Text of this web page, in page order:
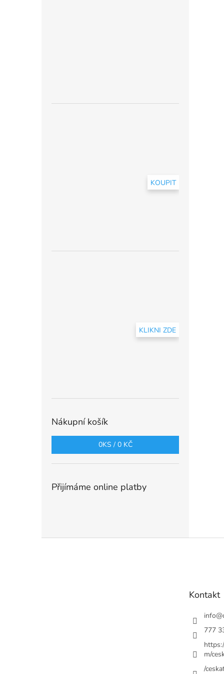
KOUPIT
KLIKNI ZDE
Nákupní košík
0KS / 0 KČ
Přijímáme online platby
Kontakt
info@
777
m/
/